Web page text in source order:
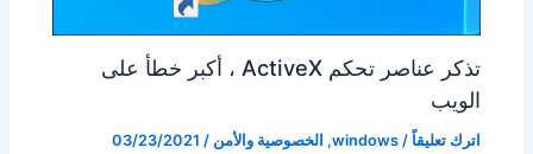
تذكر عناصر تحكم ActiveX ، أكبر خطأ على
الويب
اترك تعليقاً /
windows
, الخصوصية والأمن /
03/23/2021